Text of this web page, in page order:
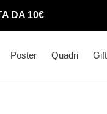
DA 10€
Poster Quadri